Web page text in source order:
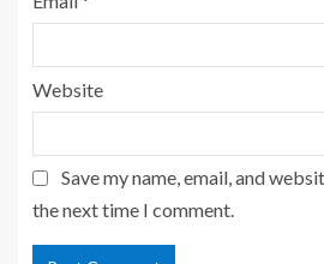
Website
Save my name, email, and
the next time I comment.